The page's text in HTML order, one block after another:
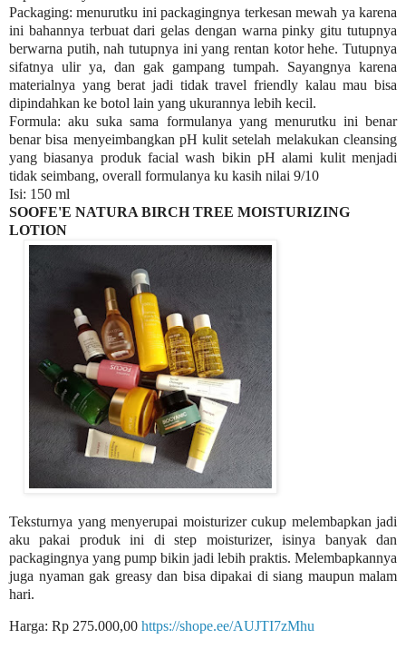
Packaging: menurutku ini packagingnya terkesan mewah ya karena
ini bahannya terbuat dari gelas dengan warna pinky gitu tutupnya
berwarna putih, nah tutupnya ini yang rentan kotor hehe. Tutupnya
sifatnya ulir ya, dan gak gampang tumpah. Sayangnya karena
materialnya yang berat jadi tidak travel friendly kalau mau bisa
dipindahkan ke botol lain yang ukurannya lebih kecil.
Formula: aku suka sama formulanya yang menurutku ini benar
benar bisa menyeimbangkan pH kulit setelah melakukan cleansing
yang biasanya produk facial wash bikin pH alami kulit menjadi
tidak seimbang, overall formulanya ku kasih nilai 9/10
Isi: 150 ml
SOOFE'E NATURA BIRCH TREE MOISTURIZING
LOTION
Teksturnya yang menyerupai moisturizer cukup melembapkan jadi
aku pakai produk ini di step moisturizer, isinya banyak dan
packagingnya yang pump bikin jadi lebih praktis. Melembapkannya
juga nyaman gak greasy dan bisa dipakai di siang maupun malam
hari.
Harga: Rp 275.000,00 https://shope.ee/AUJTI7zMhu